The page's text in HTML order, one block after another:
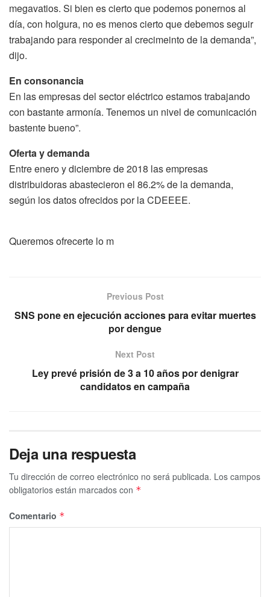
megavatios. Si bien es cierto que podemos ponernos al
día, con holgura, no es menos cierto que debemos seguir
trabajando para responder al crecimeinto de la demanda”,
dijo.
En consonancia
En las empresas del sector eléctrico estamos trabajando
con bastante armonía. Tenemos un nivel de comunicación
bastente bueno”.
Oferta y demanda
Entre enero y diciembre de 2018 las empresas
distribuidoras abastecieron el 86.2% de la demanda,
según los datos ofrecidos por la CDEEEE.
Queremos ofrecerte lo m
Previous Post
SNS pone en ejecución acciones para evitar muertes
por dengue
Next Post
Ley prevé prisión de 3 a 10 años por denigrar
candidatos en campaña
Deja una respuesta
Tu dirección de correo electrónico no será publicada. Los campos
obligatorios están marcados con *
Comentario *